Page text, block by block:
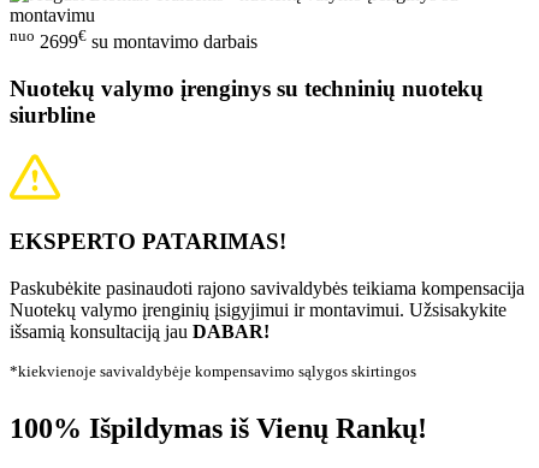
nuo 2699€ su montavimo darbais
Nuotekų valymo įrenginys su techninių nuotekų
siurbline
EKSPERTO PATARIMAS!
Paskubėkite pasinaudoti rajono savivaldybės teikiama kompensacija
Nuotekų valymo įrenginių įsigyjimui ir montavimui. Užsisakykite
išsamią konsultaciją jau DABAR!
*kiekvienoje savivaldybėje kompensavimo sąlygos skirtingos
100% Išpildymas iš Vienų Rankų!